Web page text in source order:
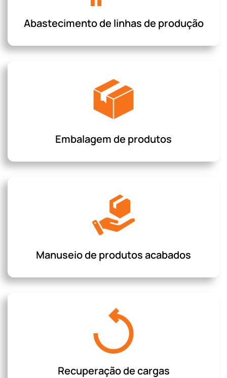
Abastecimento de linhas de produção
Embalagem de produtos
Manuseio de produtos acabados
Recuperação de cargas